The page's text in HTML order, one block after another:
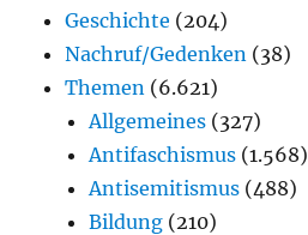
Geschichte (204)
Nachruf/Gedenken (38)
Themen (6.621)
Allgemeines (327)
Antifaschismus (1.568)
Antisemitismus (488)
Bildung (210)